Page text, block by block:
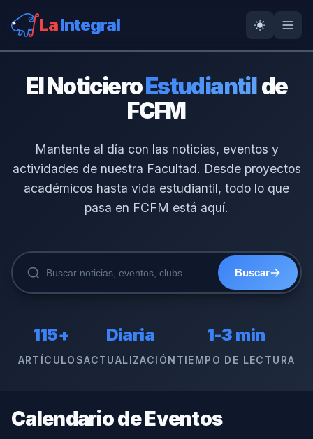
LaIntegral
El NoticieroEstudiantilde
FCFM
Mantente al día con las noticias, eventos y
actividades de nuestra Facultad. Desde proyectos
académicos hasta vida estudiantil, todo lo que
pasa en FCFM está aquí.
Buscar
115+
ARTÍCULOS
Diaria
ACTUALIZACIÓN
1-3 min
TIEMPO DE LECTURA
Calendario de Eventos